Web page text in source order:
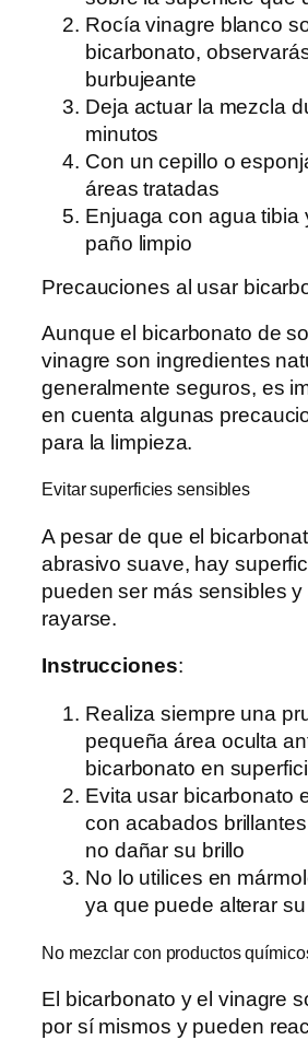
Rocía vinagre blanco
bicarbonato,
burbujeante
Deja actuar la mezcla
minutos
Con un cepillo o
áreas tratadas
Enjuaga con agua tibia
paño limpio
Precauciones al usar
Aunque el bicarbonato de
vinagre son ingredientes
generalmente seguros, es
en cuenta algunas
para la limpieza.
Evitar superficies sensibles
A pesar de que el
abrasivo suave, hay
pueden ser más sensibles
rayarse.
Instrucciones:
Realiza siempre una
pequeña área oculta
bicarbonato en
Evita usar bicarbonato
con acabados
no dañar su brillo
No lo utilices en
ya que puede alterar
No mezclar con productos
El bicarbonato y el vinagre
por sí mismos y pueden